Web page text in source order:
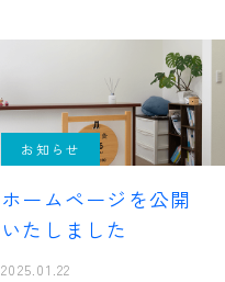
お知らせ
ホームページを公開
いたしました
2025.01.22